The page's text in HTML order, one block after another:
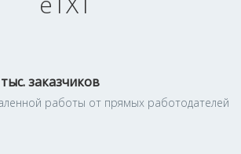
заказчиков
работы от прямых работодателей